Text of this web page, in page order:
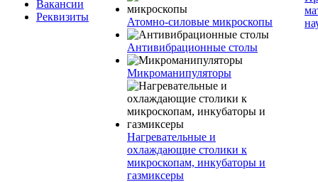
Вакансии
Реквизиты
Атомно-силовые микроскопы
Антивибрационные столы
Микроманипуляторы
Нагревательные и
охлаждающие столики к
микроскопам, инкубаторы и
газмиксеры